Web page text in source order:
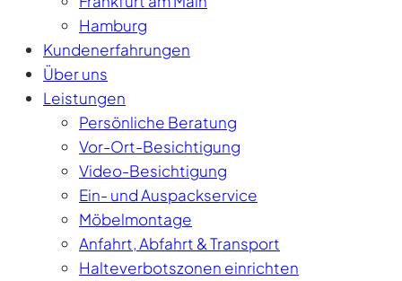
Hamburg
Kundenerfahrungen
Über uns
Leistungen
Persönliche Beratung
Vor-Ort-Besichtigung
Video-Besichtigung
Ein- und Auspackservice
Möbelmontage
Anfahrt, Abfahrt & Transport
Halteverbotszonen einrichten